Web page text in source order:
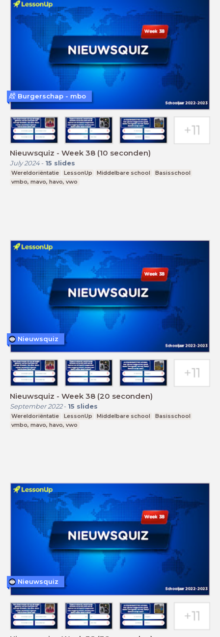
Nieuwsquiz - Week 38 (10 seconden)
July 2024- 15 slides
Wereldoriëntatie LessonUp Middelbare school
Basisschool
vmbo, mavo, havo, vwo
Burgerschap - mbo
Nieuwsquiz - Week 38 (20 seconden)
September 2022- 15 slides
Wereldoriëntatie LessonUp Middelbare school
Basisschool
vmbo, mavo, havo, vwo
Nieuwsquiz
Nieuwsquiz